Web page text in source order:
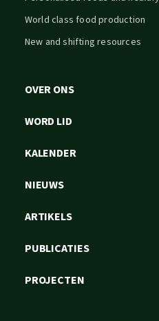
World class food production
New and shifting resources
OVER ONS
WORD LID
KALENDER
NIEUWS
ARTIKELS
PUBLICATIES
PROJECTEN